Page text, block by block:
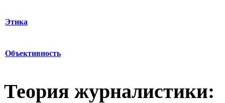
Этика
Объективность
Теория журналистики: